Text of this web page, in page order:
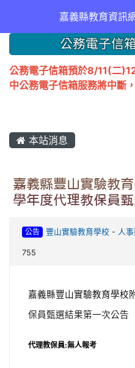
嘉義縣教育資訊
公務電子信
公務電子信箱預於8/11(二
中公務電子信箱服務將中斷
本站消息
嘉義縣豐山實驗教
學年度代理教保員
公告 豐山實驗教育學校- 人
755
嘉義縣豐山實驗教育學校
保員甄選結果第一次公告
代理教保員:無人報考